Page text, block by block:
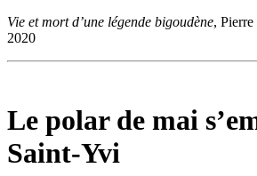
Vie et mort d’une légende bigoudène,
2020
Le polar de mai
Saint-Yvi